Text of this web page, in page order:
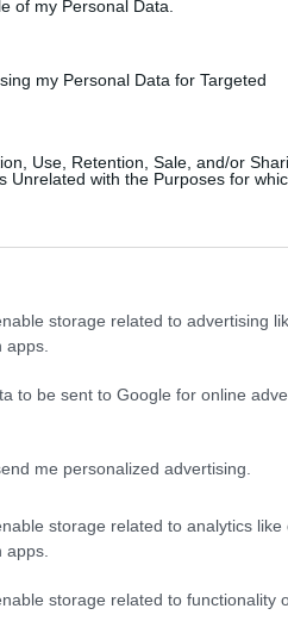
of my Personal Data.
my Personal Data for Targeted
Use, Retention, Sale, and/or
Unrelated with the Purposes for
storage related to advertising
to be sent to Google for online
me personalized advertising.
storage related to analytics like
storage related to functionality
Ιωάννινα κόντρα στην Ιρλανδία
ενημέρωσης- Ξεκίνησε
πενταετές πρόγραμμα